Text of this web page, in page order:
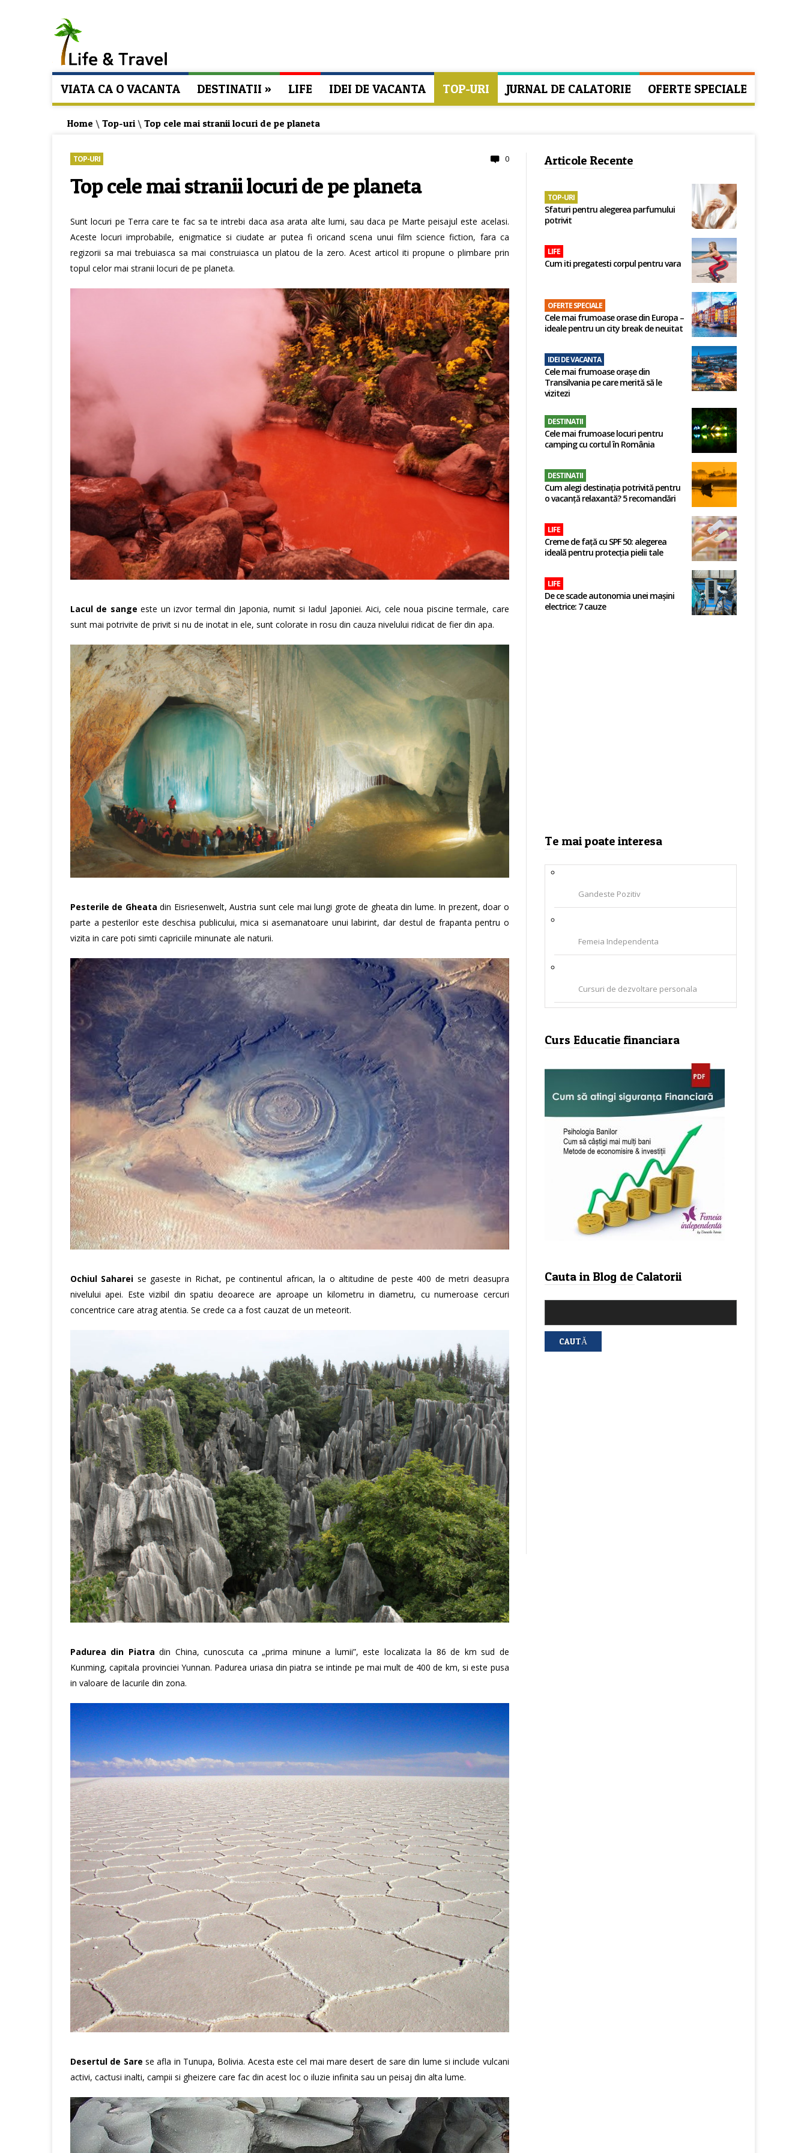
VIATA CA O VACANTA DESTINATII » LIFE IDEI DE VACANTA TOP-URI JURNAL DE CALATORIE OFERTE SPECIALE
Home \ Top-uri \ Top cele mai stranii locuri de pe planeta
TOP-URI 0
Top cele mai stranii locuri de pe planeta
Sunt locuri pe Terra care te fac sa te intrebi daca asa arata alte lumi, sau daca pe Marte peisajul este acelasi.
Aceste locuri improbabile, enigmatice si ciudate ar putea fi oricand scena unui film science fiction, fara ca
regizorii sa mai trebuiasca sa mai construiasca un platou de la zero. Acest articol iti propune o plimbare prin
topul celor mai stranii locuri de pe planeta.
Lacul de sange este un izvor termal din Japonia, numit si Iadul Japoniei. Aici, cele noua piscine termale, care
sunt mai potrivite de privit si nu de inotat in ele, sunt colorate in rosu din cauza nivelului ridicat de fier din apa.
Pesterile de Gheata din Eisriesenwelt, Austria sunt cele mai lungi grote de gheata din lume. In prezent, doar o
parte a pesterilor este deschisa publicului, mica si asemanatoare unui labirint, dar destul de frapanta pentru o
vizita in care poti simti capriciile minunate ale naturii.
Ochiul Saharei se gaseste in Richat, pe continentul african, la o altitudine de peste 400 de metri deasupra
nivelului apei. Este vizibil din spatiu deoarece are aproape un kilometru in diametru, cu numeroase cercuri
concentrice care atrag atentia. Se crede ca a fost cauzat de un meteorit.
Padurea din Piatra din China, cunoscuta ca „prima minune a lumii”, este localizata la 86 de km sud de
Kunming, capitala provinciei Yunnan. Padurea uriasa din piatra se intinde pe mai mult de 400 de km, si este pusa
in valoare de lacurile din zona.
Desertul de Sare se afla in Tunupa, Bolivia. Acesta este cel mai mare desert de sare din lume si include vulcani
activi, cactusi inalti, campii si gheizere care fac din acest loc o iluzie infinita sau un peisaj din alta lume.
Articole Recente
TOP-URI
Sfaturi pentru alegerea parfumului
potrivit
LIFE
Cum iti pregatesti corpul pentru vara
OFERTE SPECIALE
Cele mai frumoase orase din Europa –
ideale pentru un city break de neuitat
IDEI DE VACANTA
Cele mai frumoase orașe din
Transilvania pe care merită să le
vizitezi
DESTINATII
Cele mai frumoase locuri pentru
camping cu cortul în România
DESTINATII
Cum alegi destinația potrivită pentru
o vacanță relaxantă? 5 recomandări
LIFE
Creme de față cu SPF 50: alegerea
ideală pentru protecția pielii tale
LIFE
De ce scade autonomia unei mașini
electrice: 7 cauze
Te mai poate interesa
Gandeste Pozitiv
Femeia Independenta
Cursuri de dezvoltare personala
Curs Educatie financiara
Cauta in Blog de Calatorii